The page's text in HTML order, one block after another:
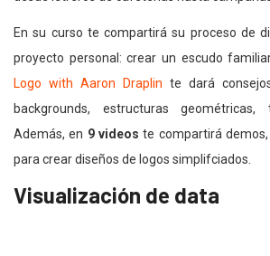
En su curso te compartirá su proceso de
proyecto personal: crear un escudo
Logo with Aaron Draplin te dará
backgrounds, estructuras
Además, en 9 videos te compartirá
para crear diseños de logos simplifciados.
Visualización de data